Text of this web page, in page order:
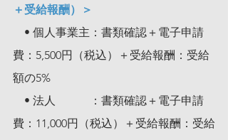
＋受給報酬）＞
• 個人事業主：書類確認＋電子申請
費：5,500円（税込）＋受給報酬：受給
額の5%
• 法人　　　：書類確認＋電子申請
費：11,000円（税込）＋受給報酬：受給